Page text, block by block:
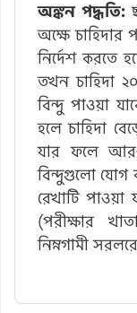
অঙ্কন পদ্ধতি:
অক্ষে চাহিদার
নির্দেশ করতে
তখন চাহিদা
বিন্দু পাওয়া
হলে চাহিদা
যার ফলে
বিন্দুগুলো যোগ
রেখাটি পাওয়া
(পরীক্ষার
নিম্নগামী